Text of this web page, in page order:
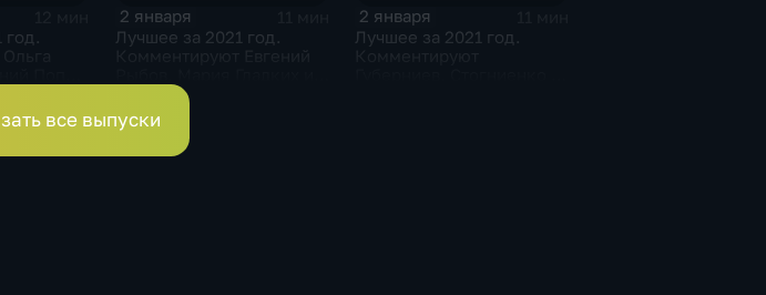
год.
2 января
Лучшее за 2021 год.
Владимир Жириновский
2 января
Лучшее за 2021 год.
все выпуски